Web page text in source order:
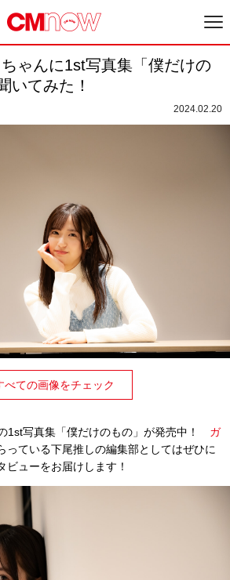
ゃんに1st写真集「僕だけの
いてみた！
2024.02.20
べての画像をチェック
1st写真集「僕だけのもの」が発売中！ ガ
っている下尾推しの編集部としてはぜひに
ューをお届けします！